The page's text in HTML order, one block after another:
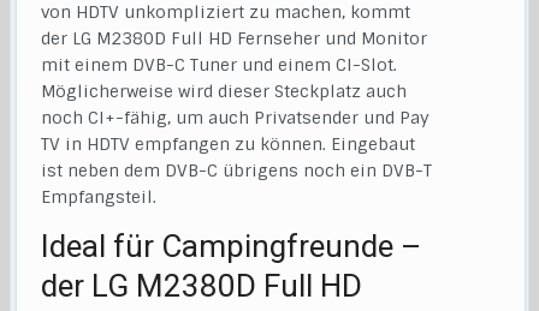
von HDTV unkompliziert zu machen, kommt
der LG M2380D Full HD Fernseher und Monitor
mit einem DVB-C Tuner und einem CI-Slot.
Möglicherweise wird dieser Steckplatz auch
noch CI+-fähig, um auch Privatsender und Pay
TV in HDTV empfangen zu können. Eingebaut
ist neben dem DVB-C übrigens noch ein DVB-T
Empfangsteil.
Ideal für Campingfreunde –
der LG M2380D Full HD